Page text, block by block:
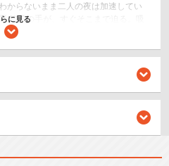
からないまま二人の夜は加速してい
餡子の手が、すぐそこまで迫る。吸
の強かったもの」。その弱点を予め
鬼を殺すようになったのか？そし
”とは――？コウ、ナズナ、餡子……楽
新たな“夜”がはじまる！
に見る